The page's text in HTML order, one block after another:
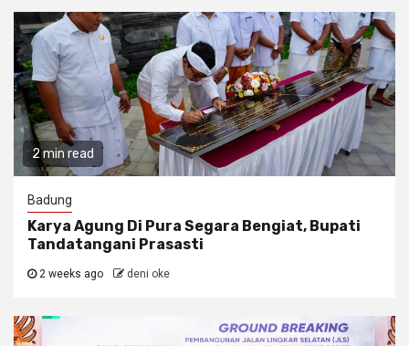
2 min read
Badung
Karya Agung Di Pura Segara Bengiat, Bupati
Tandatangani Prasasti
2 weeks ago deni oke